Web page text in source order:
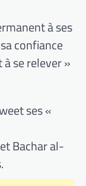
à ses
confiance
se relever »
ses «
Bachar al-